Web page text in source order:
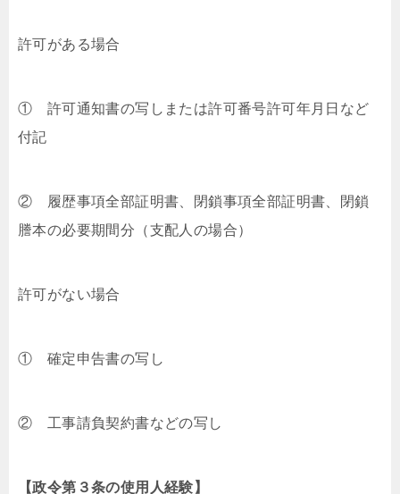
許可がある場合
① 許可通知書の写しまたは許可番号許可年月日など
付記
② 履歴事項全部証明書、閉鎖事項全部証明書、閉鎖
謄本の必要期間分（支配人の場合）
許可がない場合
① 確定申告書の写し
② 工事請負契約書などの写し
【政令第３条の使用人経験】